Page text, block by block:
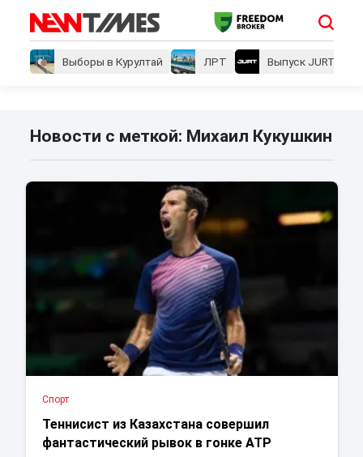
Выборы в Курултай ЛРТ Выпуск JURT
Новости с меткой: Михаил Кукушкин
Спорт
Теннисист из Казахстана совершил
фантастический рывок в гонке ATP